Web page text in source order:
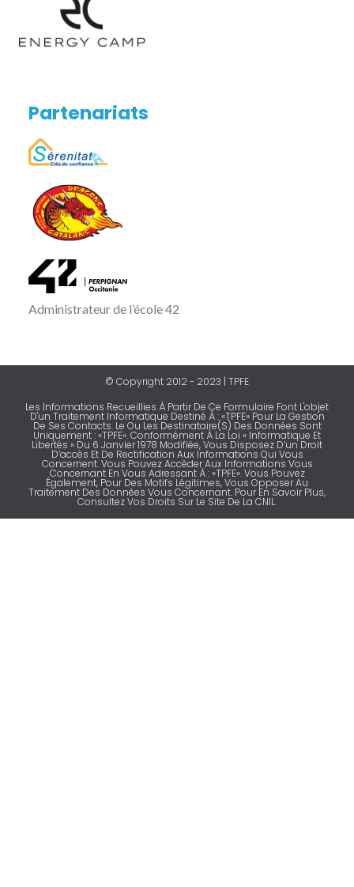
Partenariats
Administrateur de l’école 42
© Copyright 2012 - 2023 | TPFE
Les Informations Recueillies À Partir De Ce Formulaire Font L'objet
D'un Traitement Informatique Destiné À : «TPFE» Pour La Gestion
De Ses Contacts. Le Ou Les Destinataire(s) Des Données Sont
Uniquement : «TPFE». Conformément À La Loi « Informatique Et
Libertés » Du 6 Janvier 1978 Modifiée, Vous Disposez D’un Droit
D’accès Et De Rectification Aux Informations Qui Vous
Concernent. Vous Pouvez Accèder Aux Informations Vous
Concernant En Vous Adressant À : «TPFE». Vous Pouvez
Également, Pour Des Motifs Légitimes, Vous Opposer Au
Traitement Des Données Vous Concernant. Pour En Savoir Plus,
Consultez Vos Droits Sur Le Site De La CNIL.